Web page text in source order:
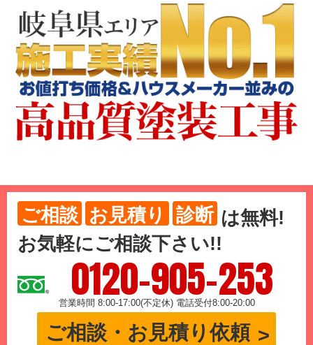
ご相談 お見積り 診断 は無料!
お気軽にご相談下さい!!
0120-905-253
営業時間 8:00-17:00(不定休) 電話受付8:00-20:00
ご相談・お見積り依頼